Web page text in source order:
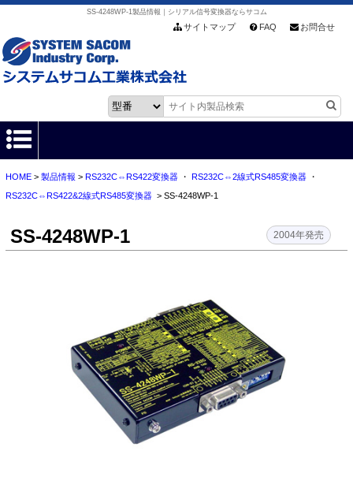
SS-4248WP-1製品情報｜シリアル信号変換器ならサコム
サイトマップ FAQ お問合せ
HOME
各種ダウンロード
会社情報
お問い合わせ
HOME> 製品情報 > RS232C⇔RS422変換器・ RS232C⇔2線式RS485変換器・
RS232C⇔RS422&2線式RS485変換器> SS-4248WP-1
SS-4248WP-1 2004年発売